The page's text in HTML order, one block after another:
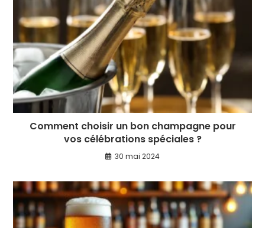
Comment choisir un bon champagne pour
vos célébrations spéciales ?
30 mai 2024